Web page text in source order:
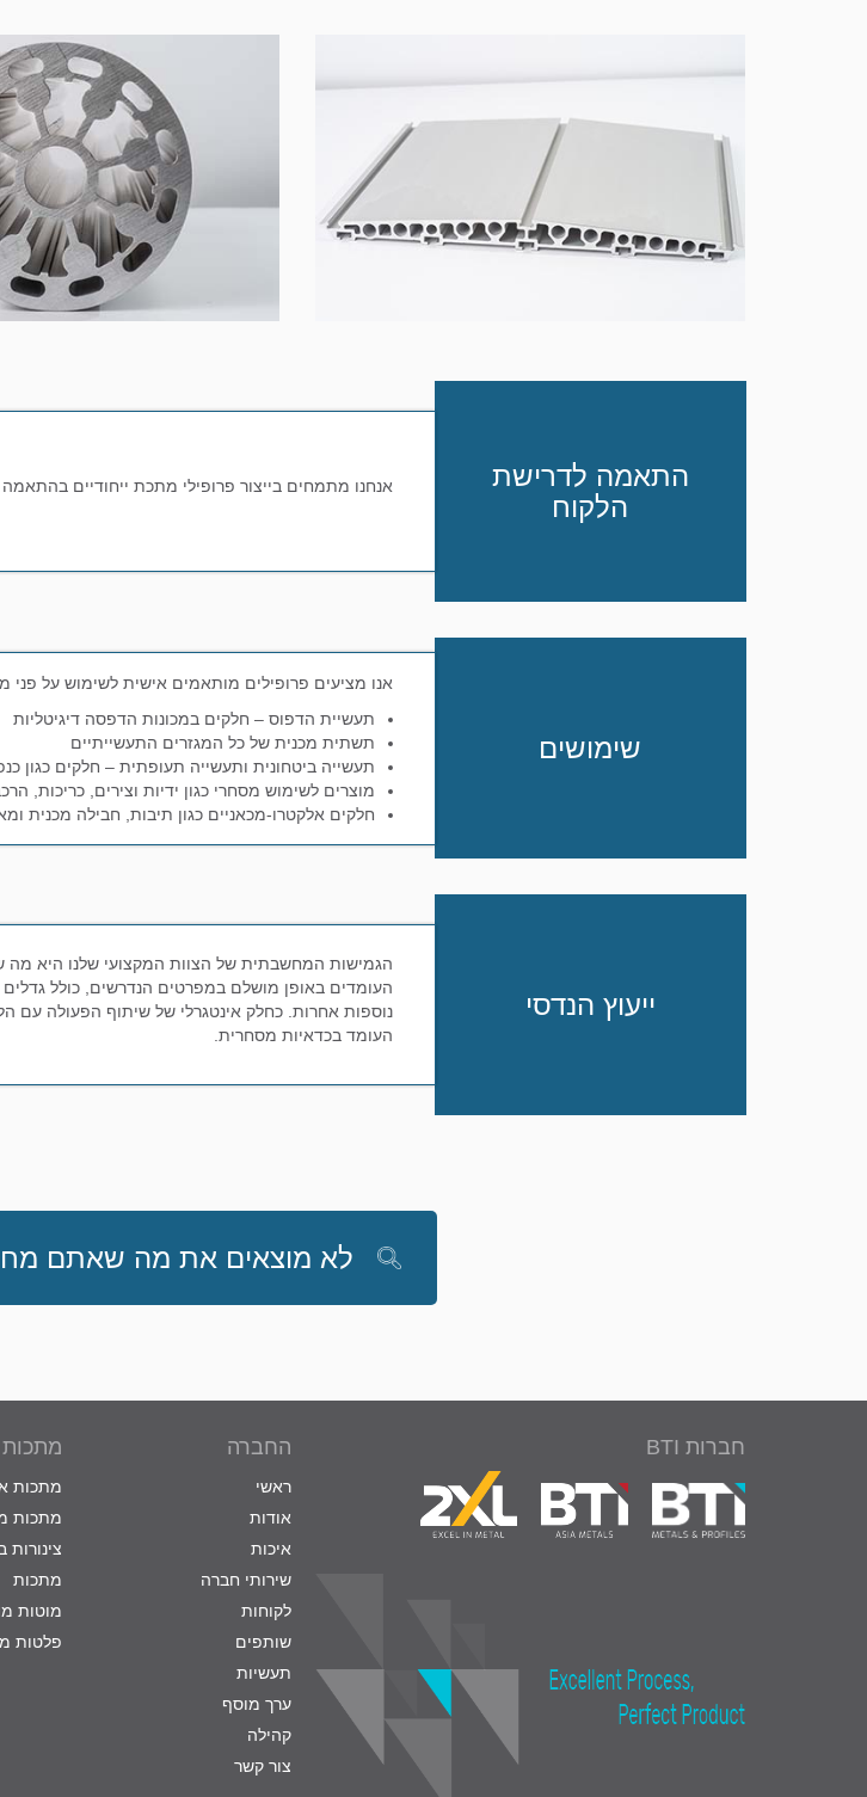
התאמה לדרישת
הלקוח
אנחנו מתמחים בייצור פרופילי מתכת ייחודיים
שימושים
אנו מציעים פרופילים מותאמים אישית לשימוש על פני
תעשיית הדפוס – חלקים במכונות הדפסה דיגיטליות
תשתית מכנית של כל המגזרים התעשייתיים
תעשייה ביטחונית ותעשייה תעופתית – חלקים כגון
מוצרים לשימוש מסחרי כגון ידיות וצירים, כריכות,
חלקים אלקטרו-מכאניים כגון תיבות, חבילה מכנית
ייעוץ הנדסי
הגמישות המחשבתית של הצוות המקצועי שלנו היא מה
העומדים באופן מושלם במפרטים הנדרשים, כולל גדלים
נוספות אחרות. כחלק אינטגרלי של שיתוף הפעולה עם
העומד בכדאיות מסחרית.
לא מוצאים את מה שאתם
החברה
ראשי
אודות
איכות
שירותי חברה
לקוחות
שותפים
תעשיות
ערך מוסף
קהילה
צור קשר
מתכות
מתכות
מתכות
צינורות
מתכות
מוטות
פלטות
חברות BTI